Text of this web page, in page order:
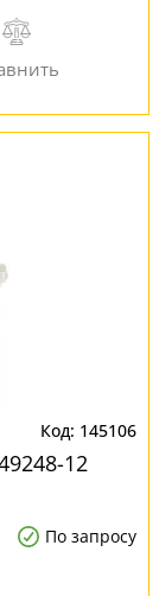
145106
12
По запросу